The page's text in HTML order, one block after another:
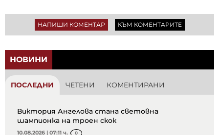
НАПИШИ КОМЕНТАР КЪМ КОМЕНТАРИТЕ
НОВИНИ
ПОСЛЕДНИ ЧЕТЕНИ КОМЕНТИРАНИ
Виктория Ангелова стана световна
шампионка на троен скок
10.08.2026 | 07:11 ч. 0